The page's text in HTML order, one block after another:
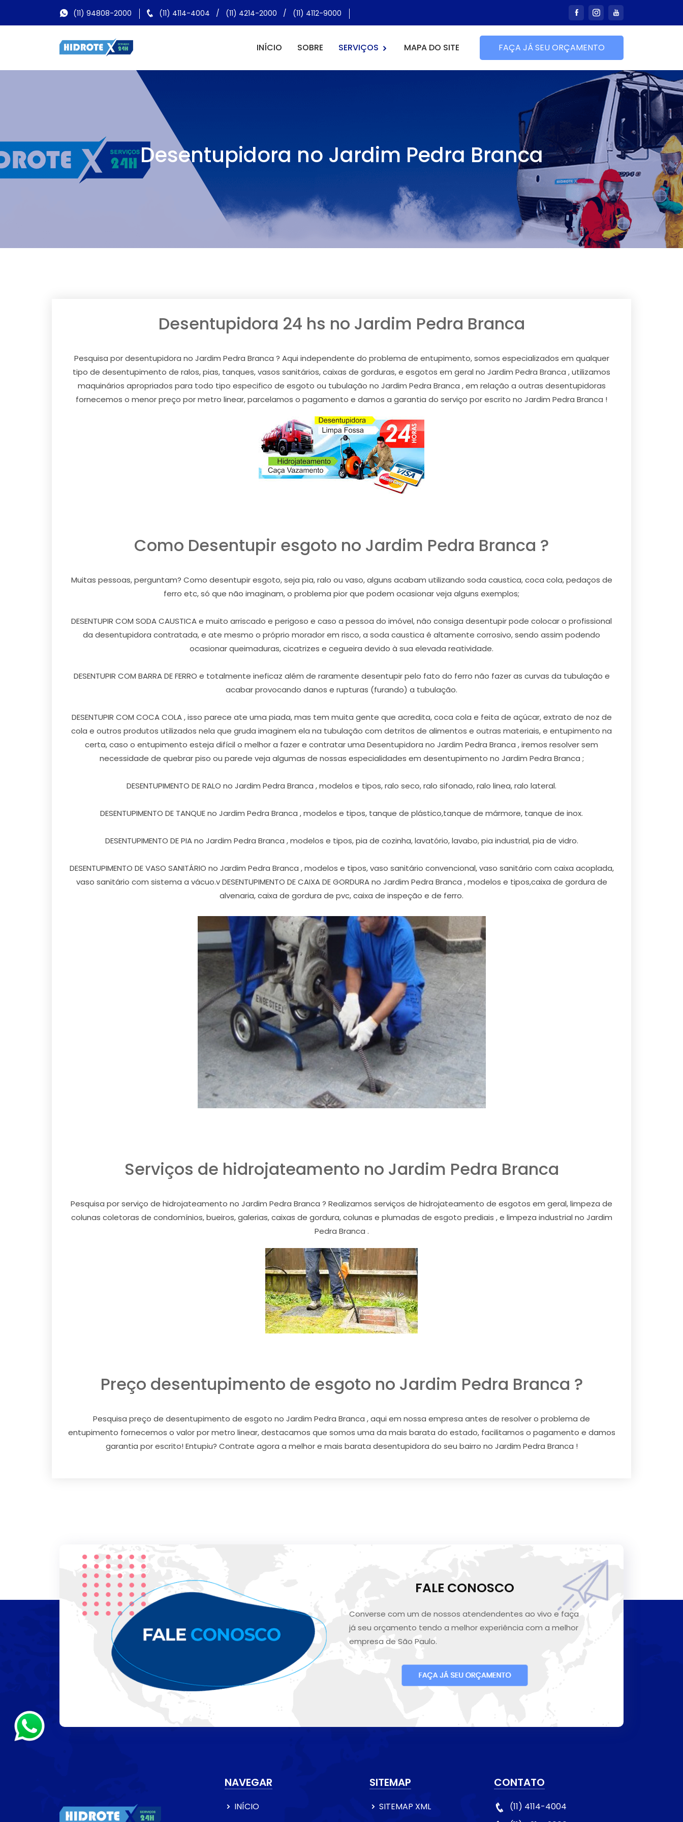
(11) 94808-2000 (11) 4114-4004 / (11) 4214-2000 / (11) 4112-9000
INÍCIO SOBRE SERVIÇOS MAPA DO SITE FAÇA JÁ SEU ORÇAMENTO
Desentupidora no Jardim Pedra Branca
Desentupidora 24 hs no Jardim Pedra Branca
Pesquisa por desentupidora no Jardim Pedra Branca ? Aqui independente do problema de entupimento, somos especializados em qualquer
tipo de desentupimento de ralos, pias, tanques, vasos sanitários, caixas de gorduras, e esgotos em geral no Jardim Pedra Branca , utilizamos
maquinários apropriados para todo tipo especifico de esgoto ou tubulação no Jardim Pedra Branca , em relação a outras desentupidoras
fornecemos o menor preço por metro linear, parcelamos o pagamento e damos a garantia do serviço por escrito no Jardim Pedra Branca !
Como Desentupir esgoto no Jardim Pedra Branca ?
Muitas pessoas, perguntam? Como desentupir esgoto, seja pia, ralo ou vaso, alguns acabam utilizando soda caustica, coca cola, pedaços de
ferro etc, só que não imaginam, o problema pior que podem ocasionar veja alguns exemplos;
DESENTUPIR COM SODA CAUSTICA e muito arriscado e perigoso e caso a pessoa do imóvel, não consiga desentupir pode colocar o profissional
da desentupidora contratada, e ate mesmo o próprio morador em risco, a soda caustica é altamente corrosivo, sendo assim podendo
ocasionar queimaduras, cicatrizes e cegueira devido à sua elevada reatividade.
DESENTUPIR COM BARRA DE FERRO e totalmente ineficaz além de raramente desentupir pelo fato do ferro não fazer as curvas da tubulação e
acabar provocando danos e rupturas (furando) a tubulação.
DESENTUPIR COM COCA COLA , isso parece ate uma piada, mas tem muita gente que acredita, coca cola e feita de açúcar, extrato de noz de
cola e outros produtos utilizados nela que gruda imaginem ela na tubulação com detritos de alimentos e outras materiais, e entupimento na
certa, caso o entupimento esteja difícil o melhor a fazer e contratar uma Desentupidora no Jardim Pedra Branca , iremos resolver sem
necessidade de quebrar piso ou parede veja algumas de nossas especialidades em desentupimento no Jardim Pedra Branca ;
DESENTUPIMENTO DE RALO no Jardim Pedra Branca , modelos e tipos, ralo seco, ralo sifonado, ralo linea, ralo lateral.
DESENTUPIMENTO DE TANQUE no Jardim Pedra Branca , modelos e tipos, tanque de plástico,tanque de mármore, tanque de inox.
DESENTUPIMENTO DE PIA no Jardim Pedra Branca , modelos e tipos, pia de cozinha, lavatório, lavabo, pia industrial, pia de vidro.
DESENTUPIMENTO DE VASO SANITÁRIO no Jardim Pedra Branca , modelos e tipos, vaso sanitário convencional, vaso sanitário com caixa acoplada,
vaso sanitário com sistema a vácuo.v DESENTUPIMENTO DE CAIXA DE GORDURA no Jardim Pedra Branca , modelos e tipos,caixa de gordura de
alvenaria, caixa de gordura de pvc, caixa de inspeção e de ferro.
Serviços de hidrojateamento no Jardim Pedra Branca
Pesquisa por serviço de hidrojateamento no Jardim Pedra Branca ? Realizamos serviços de hidrojateamento de esgotos em geral, limpeza de
colunas coletoras de condomínios, bueiros, galerias, caixas de gordura, colunas e plumadas de esgoto prediais , e limpeza industrial no Jardim
Pedra Branca .
Preço desentupimento de esgoto no Jardim Pedra Branca ?
Pesquisa preço de desentupimento de esgoto no Jardim Pedra Branca , aqui em nossa empresa antes de resolver o problema de
entupimento fornecemos o valor por metro linear, destacamos que somos uma da mais barata do estado, facilitamos o pagamento e damos
garantia por escrito! Entupiu? Contrate agora a melhor e mais barata desentupidora do seu bairro no Jardim Pedra Branca !
FALE CONOSCO
Converse com um de nossos atendendentes ao vivo e faça
já seu orçamento tendo a melhor experiência com a melhor
empresa de São Paulo.
NAVEGAR
INÍCIO
SITEMAP
SITEMAP XML
CONTATO
(11) 4114-4004